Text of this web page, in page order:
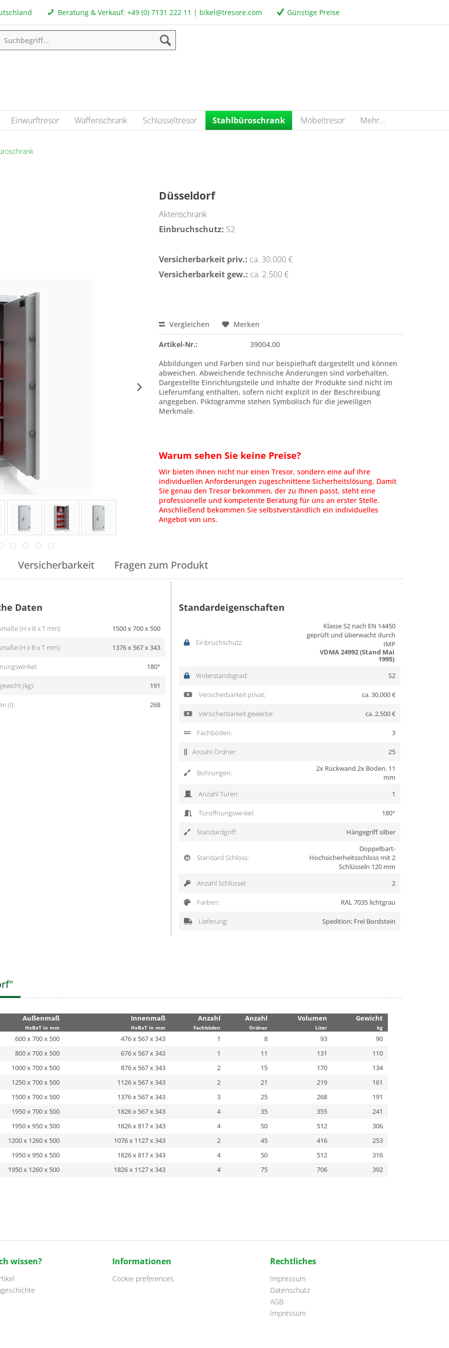
Beratung & Verkauf: +49 (0) 7131 222 11 | bikel@tresore.com Günstige Preise
Einwurftresor Waffenschrank Schlüsseltresor Stahlbüroschrank Möbeltresor Mehr...
Düsseldorf
Aktenschrank
Einbruchschutz: S2
Versicherbarkeit priv.: ca. 30.000 €
Versicherbarkeit gew.: ca. 2.500 €
Vergleichen Merken
Artikel-Nr.:
39004.00
Abbildungen und Farben sind nur beispielhaft dargestellt und können
abweichen. Abweichende technische Änderungen sind vorbehalten.
Dargestellte Einrichtungsteile und Inhalte der Produkte sind nicht im
Lieferumfang enthalten, sofern nicht explizit in der Beschreibung
angegeben. Piktogramme stehen Symbolisch für die jeweiligen
Merkmale.
Warum sehen Sie keine Preise?
Wir bieten Ihnen nicht nur einen Tresor, sondern eine auf Ihre
individuellen Anforderungen zugeschnittene Sicherheitslösung. Damit
Sie genau den Tresor bekommen, der zu Ihnen passt, steht eine
professionelle und kompetente Beratung für uns an erster Stelle.
Anschließend bekommen Sie selbstverständlich ein individuelles
Angebot von uns.
Versicherbarkeit Fragen zum Produkt
Daten
(H x B x T mm): 1500 x 700 x 500
(H x B x T mm): 1376 x 567 x 343
180°
(kg): 191
(l): 268
Standardeigenschaften
Einbruchschutz:
Klasse S2 nach EN 14450
geprüft und überwacht durch
IMP
VDMA 24992 (Stand Mai
1995)
Widerstandsgrad:
S2
Versicherbarkeit privat: ca. 30.000 €
Versicherbarkeit gewerbe: ca. 2.500 €
Fachböden: 3
Anzahl Ordner: 25
Bohrungen:
2x Rückwand 2x Boden. 11
mm
Anzahl Türen:
1
Türoffnungswinkel: 180°
Standardgriff: Hängegriff silber
Standard Schloss:
Doppelbart-
Hochsicherheitsschloss mit 2
Schlüsseln 120 mm
Anzahl Schlüssel:
2
Farben: RAL 7035 lichtgrau
Lieferung: Spedition: Frei Bordstein
Außenmaß
HxBxT in mm
Innenmaß
HxBxT in mm
Anzahl
Fachböden
Anzahl
Ordner
Volumen
Liter
Gewicht
kg
600 x 700 x 500 476 x 567 x 343 1 8 93
90
800 x 700 x 500 676 x 567 x 343 1 11 131
110
1000 x 700 x 500 876 x 567 x 343 2 15 170
134
1250 x 700 x 500 1126 x 567 x 343 2 21 219
161
1500 x 700 x 500 1376 x 567 x 343 3 25 268
191
1950 x 700 x 500 1826 x 567 x 343 4 35 355
241
1950 x 950 x 500 1826 x 817 x 343 4 50 512
306
1200 x 1260 x 500 1076 x 1127 x 343 2 45 416
253
1950 x 950 x 500 1826 x 817 x 343 4 50 512
316
1950 x 1260 x 500 1826 x 1127 x 343 4 75 706 392
wissen? Informationen
Cookie preferences
Rechtliches
Impressum
Datenschutz
AGB
Impressum